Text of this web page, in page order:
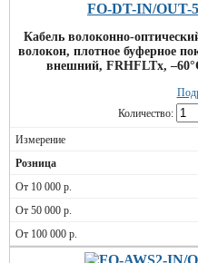
FO-DT-IN/OUT-
Кабель волоконно-
волокон, плотное буферное
внешний, FRHFLTx,
Количество: